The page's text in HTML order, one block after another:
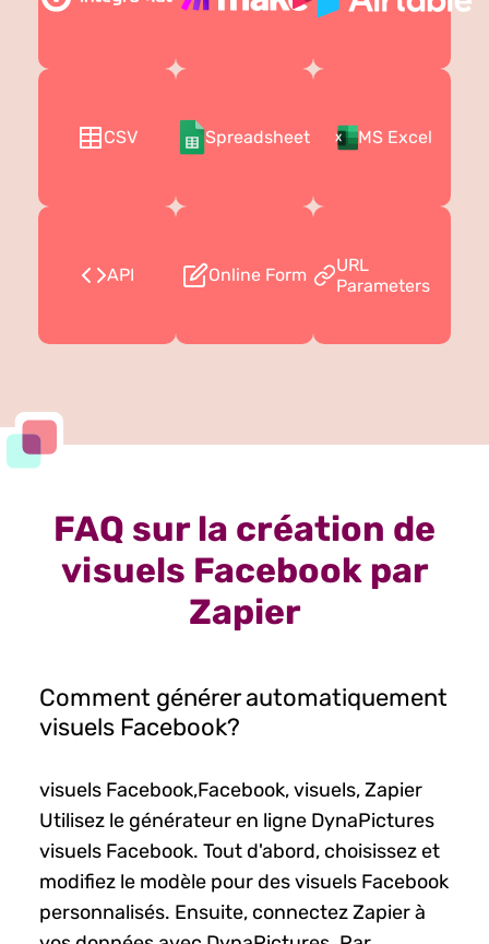
CSV Spreadsheet MS Excel
API Online Form
URL
Parameters
FAQ sur la création de
visuels Facebook par
Zapier
Comment générer automatiquement
visuels Facebook?
visuels Facebook,Facebook, visuels, Zapier
Utilisez le générateur en ligne DynaPictures
visuels Facebook. Tout d'abord, choisissez et
modifiez le modèle pour des visuels Facebook
personnalisés. Ensuite, connectez Zapier à